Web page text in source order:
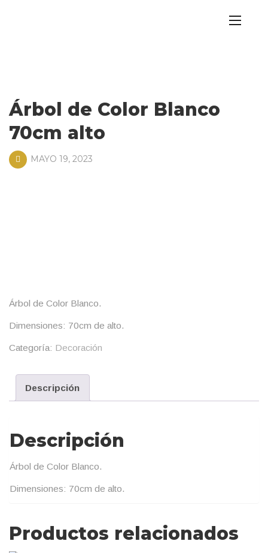
Árbol de Color Blanco
70cm alto
MAYO 19, 2023
Árbol de Color Blanco.
Dimensiones: 70cm de alto.
Categoría: Decoración
Descripción
Descripción
Árbol de Color Blanco.
Dimensiones: 70cm de alto.
Productos relacionados